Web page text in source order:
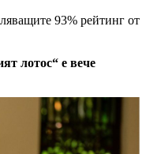
93% рейтинг от
лотос“ е вече